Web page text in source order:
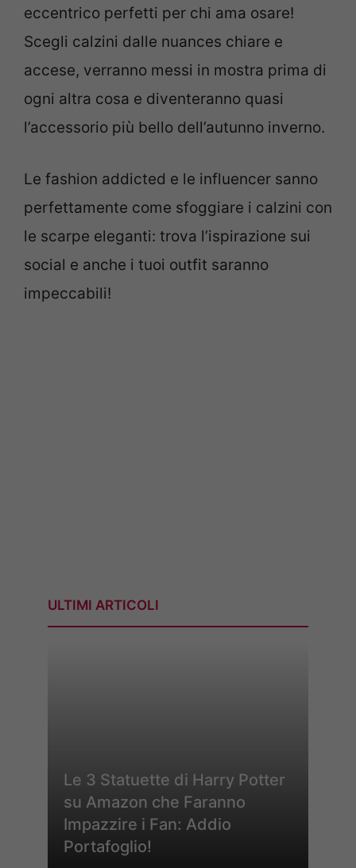
eccentrico perfetti per chi ama osare!
Scegli calzini dalle nuances chiare e
accese, verranno messi in mostra prima di
ogni altra cosa e diventeranno quasi
l’accessorio più bello dell’autunno inverno.
Le fashion addicted e le influencer sanno
perfettamente come sfoggiare i calzini con
le scarpe eleganti: trova l’ispirazione sui
social e anche i tuoi outfit saranno
impeccabili!
ULTIMI ARTICOLI
Le 3 Statuette di Harry Potter
su Amazon che Faranno
Impazzire i Fan: Addio
Portafoglio!